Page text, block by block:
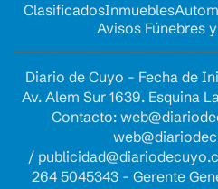
ClasificadosInmuebles
Avisos Fúnebres
Diario de Cuyo - Fecha de
Av. Alem Sur 1639. Esquina
Contacto:
/
264 5045343 - Gerente